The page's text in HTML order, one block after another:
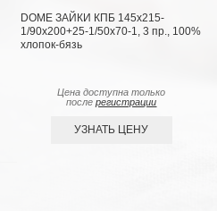
DOME ЗАЙКИ КПБ 145х215-
1/90х200+25-1/50х70-1, 3 пр., 100%
хлопок-бязь
Цена доступна только
послерегистрации
УЗНАТЬ ЦЕНУ